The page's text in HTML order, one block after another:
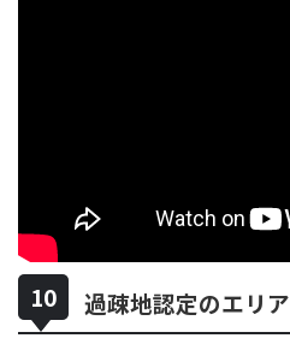
過疎地認定のエリア